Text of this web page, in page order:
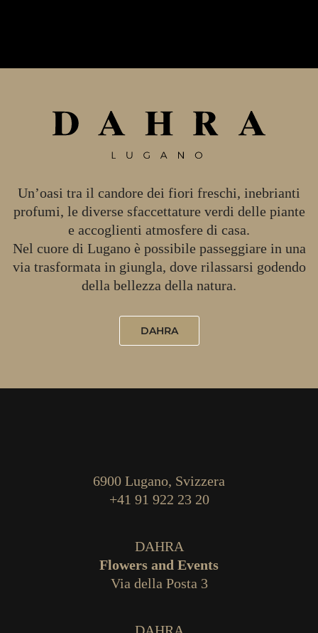
Un’oasi tra il candore dei fiori freschi, inebrianti
profumi, le diverse sfaccettature verdi delle piante
e accoglienti atmosfere di casa.
Nel cuore di Lugano è possibile passeggiare in una
via trasformata in giungla, dove rilassarsi godendo
della bellezza della natura.
DAHRA
6900 Lugano, Svizzera
+41 91 922 23 20
DAHRA
Flowers and Events
Via della Posta 3